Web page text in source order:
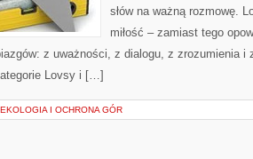
słów na ważną rozmowę.
miłość – zamiast tego
z uważności, z dialogu, z zrozumienia i
Lovsy i […]
EKOLOGIA I OCHRONA GÓR